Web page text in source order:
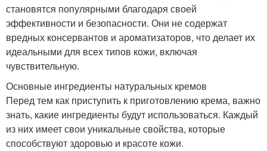
становятся популярными благодаря своей
эффективности и безопасности. Они не содержат
вредных консервантов и ароматизаторов, что делает их
идеальными для всех типов кожи, включая
чувствительную.
Основные ингредиенты натуральных кремов
Перед тем как приступить к приготовлению крема, важно
знать, какие ингредиенты будут использоваться. Каждый
из них имеет свои уникальные свойства, которые
способствуют здоровью и красоте кожи.